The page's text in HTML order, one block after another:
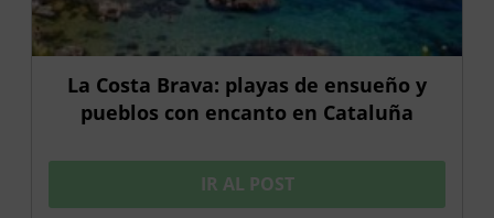
La Costa Brava: playas de ensueño y
pueblos con encanto en Cataluña
IR AL POST